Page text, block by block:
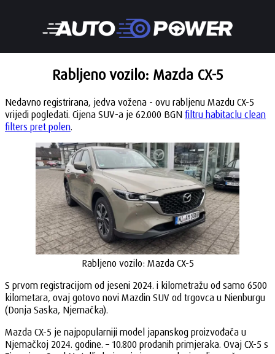
Rabljeno vozilo: Mazda CX-5
Nedavno registrirana, jedva vožena - ovu rabljenu Mazdu CX-5
vrijedi pogledati. Cijena SUV-a je 62.000 BGN filtru habitaclu clean
filters pret polen.
Rabljeno vozilo: Mazda CX-5
S prvom registracijom od jeseni 2024. i kilometražu od samo 6500
kilometara, ovaj gotovo novi Mazdin SUV od trgovca u Nienburgu
(Donja Saska, Njemačka).
Mazda CX-5 je najpopularniji model japanskog proizvođača u
Njemačkoj 2024. godine. – 10.800 prodanih primjeraka. Ovaj CX-5 s